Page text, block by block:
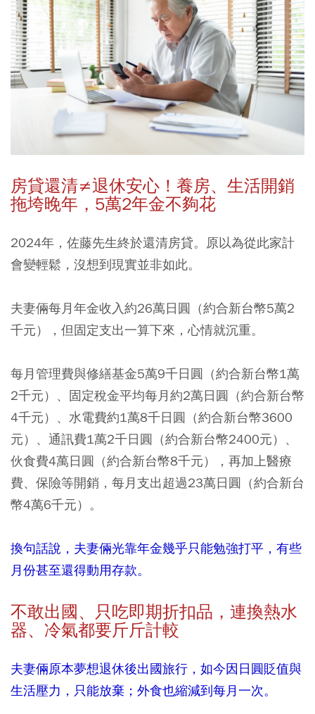
房貸還清≠退休安心！養房、生活開銷
拖垮晚年，5萬2年金不夠花
2024年，佐藤先生終於還清房貸。原以為從此家計
會變輕鬆，沒想到現實並非如此。
夫妻倆每月年金收入約26萬日圓（約合新台幣5萬2
千元），但固定支出一算下來，心情就沉重。
每月管理費與修繕基金5萬9千日圓（約合新台幣1萬
2千元）、固定稅金平均每月約2萬日圓（約合新台幣
4千元）、水電費約1萬8千日圓（約合新台幣3600
元）、通訊費1萬2千日圓（約合新台幣2400元）、
伙食費4萬日圓（約合新台幣8千元），再加上醫療
費、保險等開銷，每月支出超過23萬日圓（約合新台
幣4萬6千元）。
換句話說，夫妻倆光靠年金幾乎只能勉強打平，有些
月份甚至還得動用存款。
不敢出國、只吃即期折扣品，連換熱水
器、冷氣都要斤斤計較
夫妻倆原本夢想退休後出國旅行，如今因日圓貶值與
生活壓力，只能放棄；外食也縮減到每月一次。